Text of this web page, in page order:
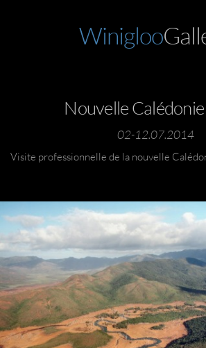
Winigloo
Nouvelle
02-12.07.2014
Visite professionnelle de la nouvelle